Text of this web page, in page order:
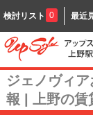
検討リスト 0 最近
ジェノヴィ
報 | 上野の賃